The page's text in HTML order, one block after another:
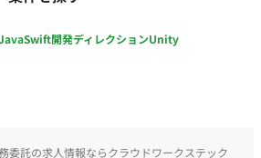
なりますが、設計者の指定するアップ
ただければ、時間の融通はある程度効
ます。 実際の作業指示や質
Swift開発ディレクションUnity
委託の求人情報ならクラウドワークステック